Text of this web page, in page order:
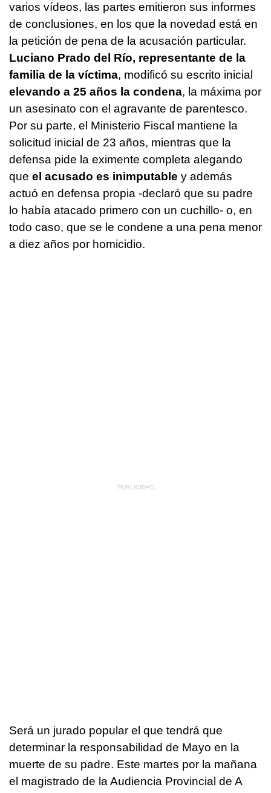
varios vídeos, las partes emitieron sus informes
de conclusiones, en los que la novedad está en
la petición de pena de la acusación particular.
Luciano Prado del Río, representante de la
familia de la víctima, modificó su escrito inicial
elevando a 25 años la condena, la máxima por
un asesinato con el agravante de parentesco.
Por su parte, el Ministerio Fiscal mantiene la
solicitud inicial de 23 años, mientras que la
defensa pide la eximente completa alegando
que el acusado es inimputable y además
actuó en defensa propia -declaró que su padre
lo había atacado primero con un cuchillo- o, en
todo caso, que se le condene a una pena menor
a diez años por homicidio.
Será un jurado popular el que tendrá que
determinar la responsabilidad de Mayo en la
muerte de su padre. Este martes por la mañana
el magistrado de la Audiencia Provincial de A